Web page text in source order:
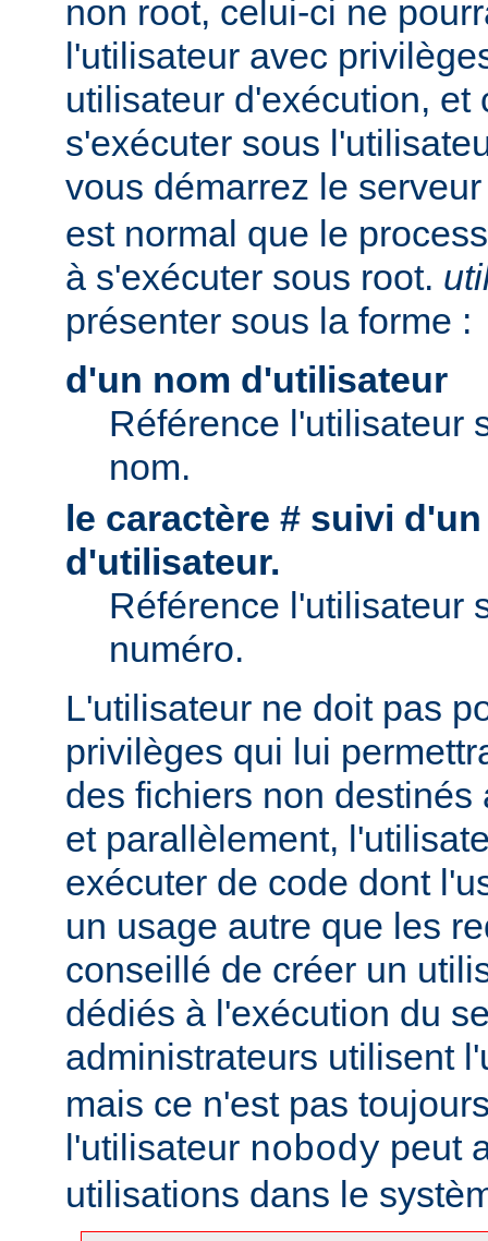
non root, celui-ci ne
l'utilisateur avec
utilisateur d'exécution, et
s'exécuter sous
vous démarrez le
est normal que le
à s'exécuter sous root.
présenter sous la forme :
d'un nom d'utilisateur
Référence l'utilisateur
nom.
le caractère # suivi
d'utilisateur.
Référence l'utilisateur
numéro.
L'utilisateur ne doit pas
privilèges qui lui
des fichiers non destinés
et parallèlement,
exécuter de code dont
un usage autre que les
conseillé de créer un
dédiés à l'exécution du
administrateurs utilisent
mais ce n'est pas
l'utilisateur nobody peut
utilisations dans le